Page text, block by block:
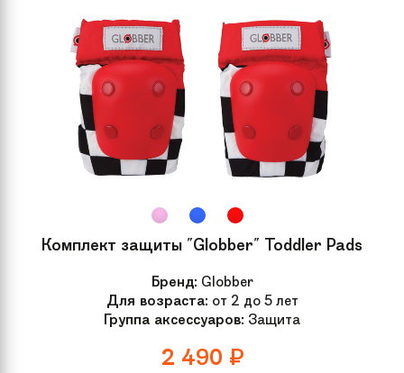
Комплект защиты "Globber" Toddler Pads
Бренд: Globber
Для возраста: от 2 до 5 лет
Группа аксессуаров: Защита
2 490 ₽